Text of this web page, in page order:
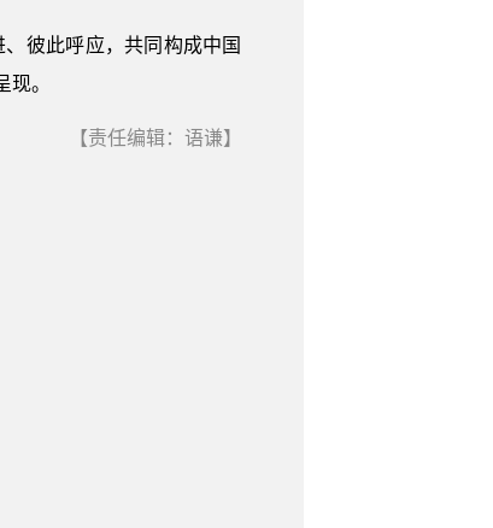
彼此呼应，共同构成中国
。
【责任编辑：语谦】